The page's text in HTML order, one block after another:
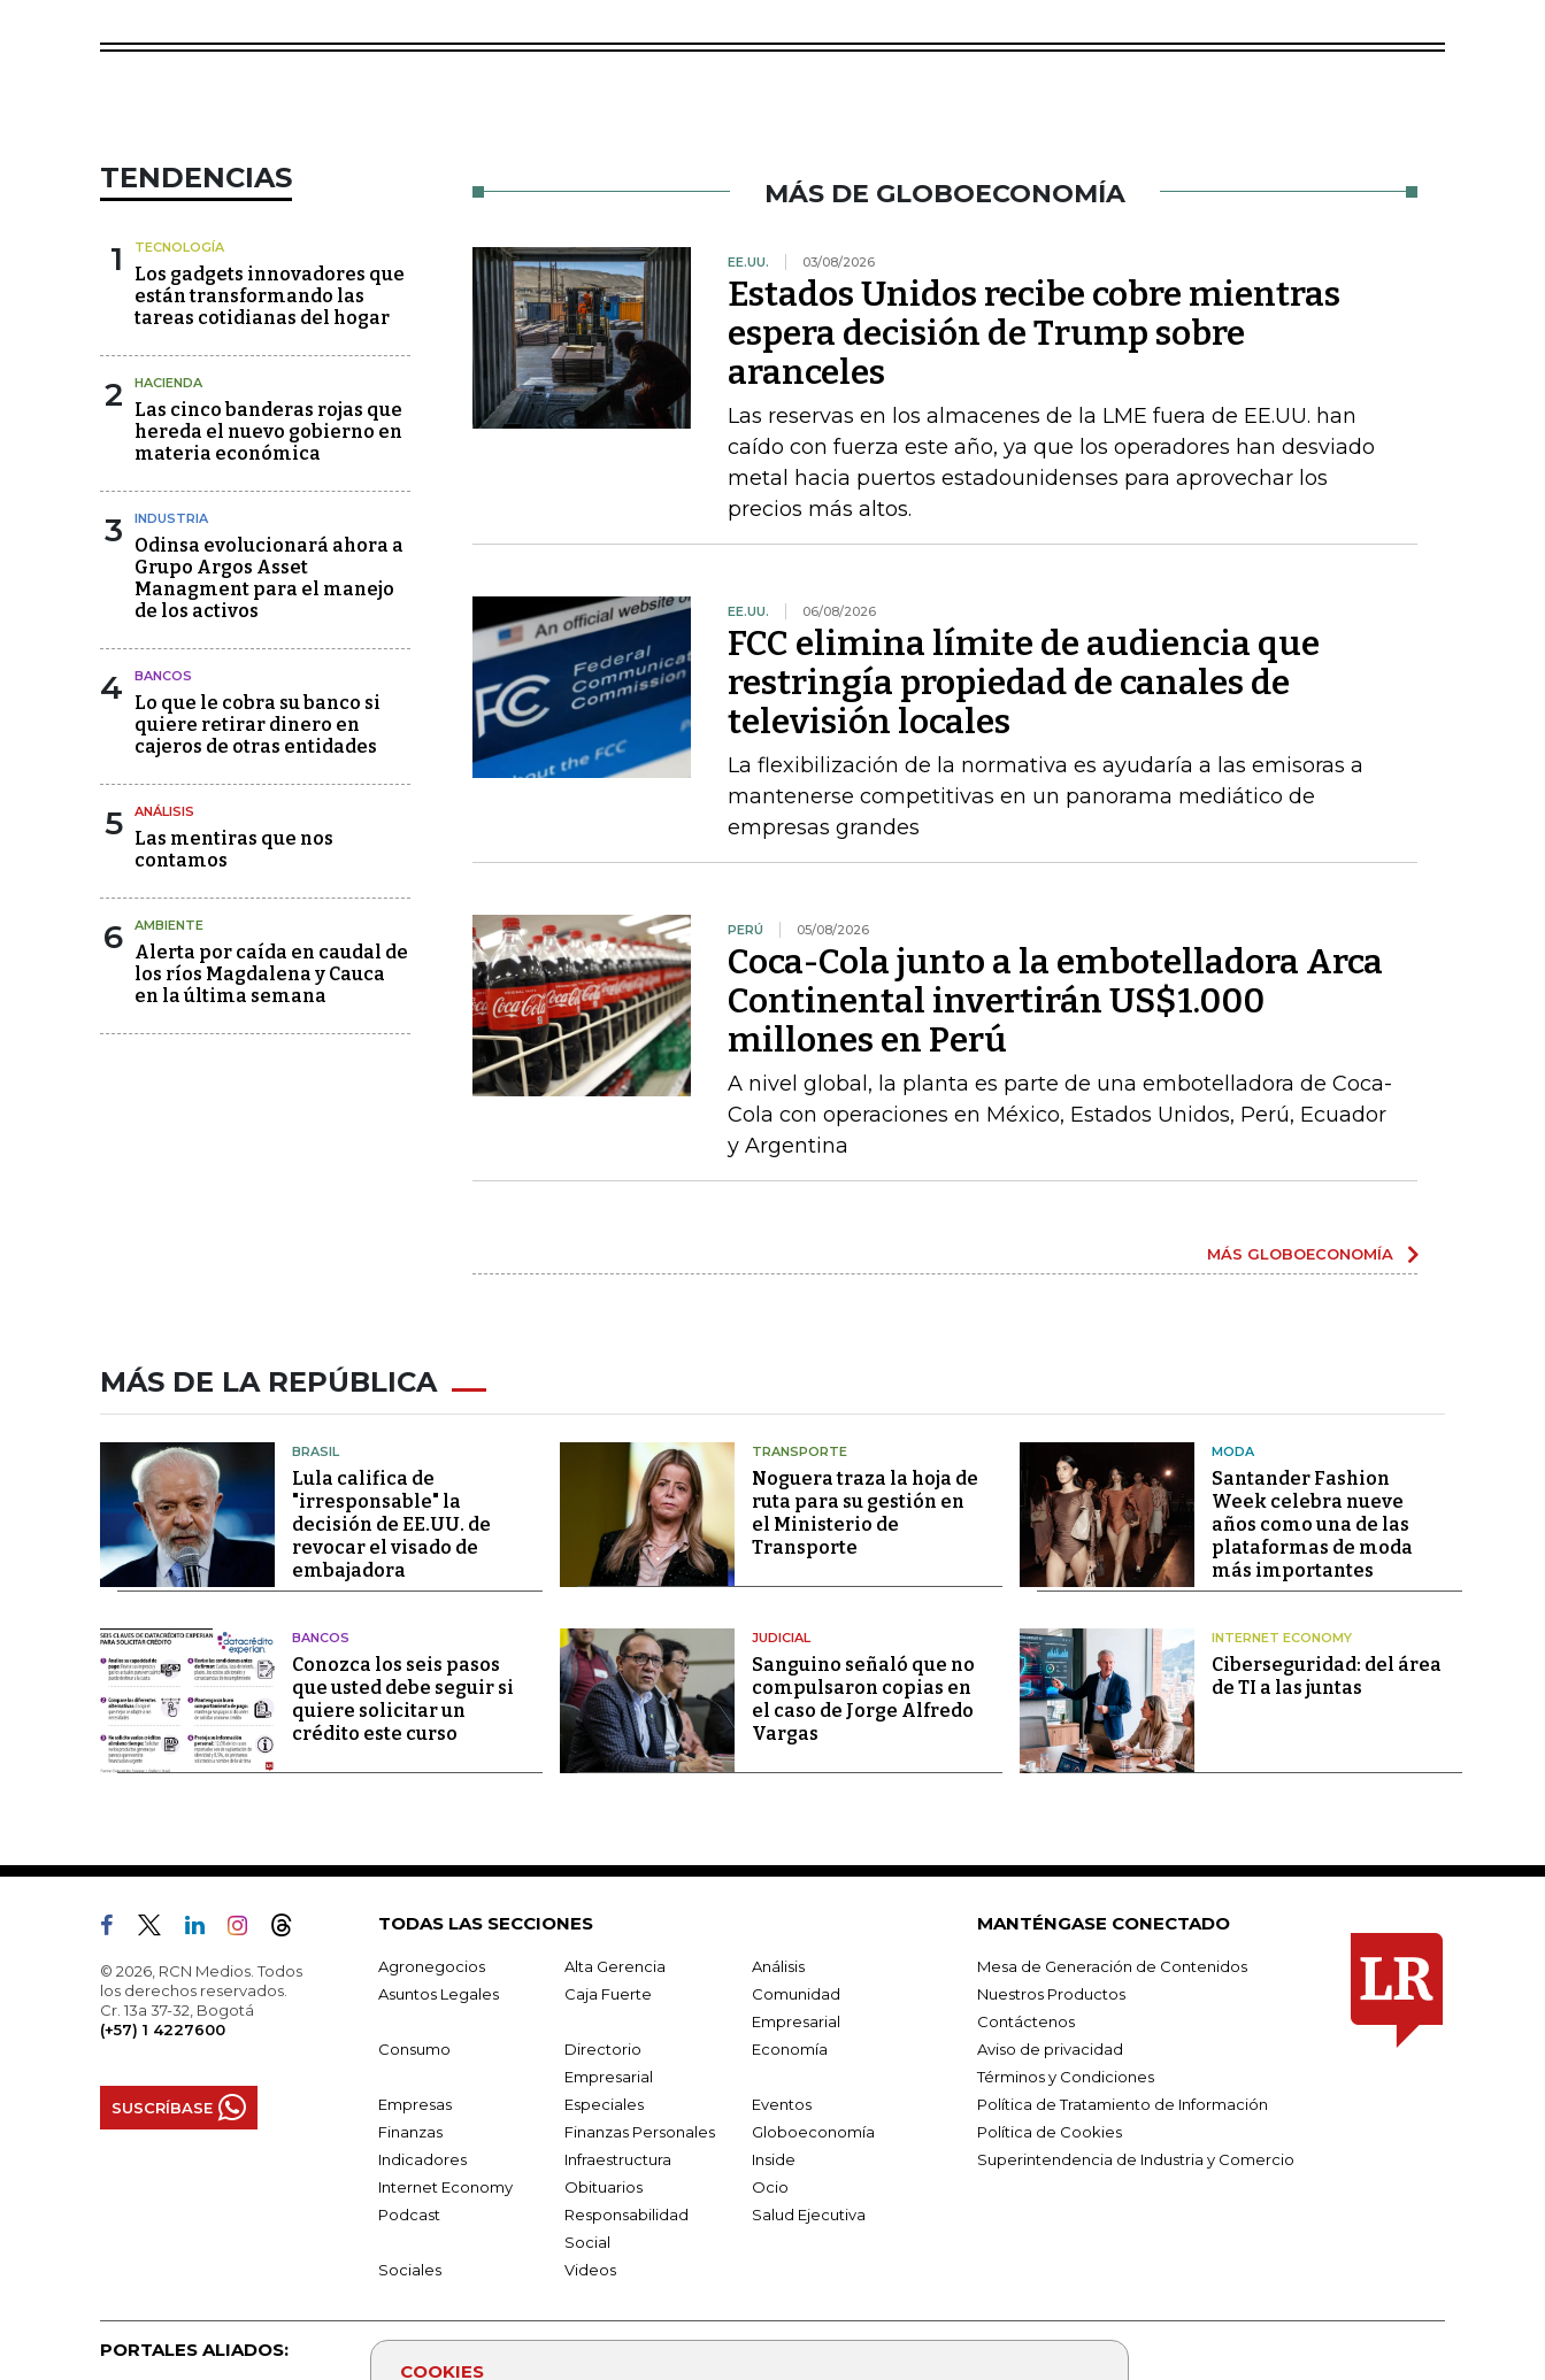
COOKIES
TENDENCIAS
1 TECNOLOGÍA
Los gadgets innovadores que
están transformando las
tareas cotidianas del hogar
2 HACIENDA
Las cinco banderas rojas que
hereda el nuevo gobierno en
materia económica
3 INDUSTRIA
Odinsa evolucionará ahora a
Grupo Argos Asset
Managment para el manejo
de los activos
4 BANCOS
Lo que le cobra su banco si
quiere retirar dinero en
cajeros de otras entidades
5 ANÁLISIS
Las mentiras que nos
contamos
6 AMBIENTE
Alerta por caída en caudal de
los ríos Magdalena y Cauca
en la última semana
MÁS DE GLOBOECONOMÍA
EE.UU. 03/08/2026
Estados Unidos recibe cobre mientras
espera decisión de Trump sobre
aranceles
Las reservas en los almacenes de la LME fuera de EE.UU. han
caído con fuerza este año, ya que los operadores han desviado
metal hacia puertos estadounidenses para aprovechar los
precios más altos.
EE.UU. 06/08/2026
FCC elimina límite de audiencia que
restringía propiedad de canales de
televisión locales
La flexibilización de la normativa es ayudaría a las emisoras a
mantenerse competitivas en un panorama mediático de
empresas grandes
PERÚ 05/08/2026
Coca-Cola junto a la embotelladora Arca
Continental invertirán US$1.000
millones en Perú
A nivel global, la planta es parte de una embotelladora de Coca-
Cola con operaciones en México, Estados Unidos, Perú, Ecuador
y Argentina
MÁS GLOBOECONOMÍA
MÁS DE LA REPÚBLICA
BRASIL
Lula califica de
"irresponsable" la
decisión de EE.UU. de
revocar el visado de
embajadora
TRANSPORTE
Noguera traza la hoja de
ruta para su gestión en
el Ministerio de
Transporte
MODA
Santander Fashion
Week celebra nueve
años como una de las
plataformas de moda
más importantes
BANCOS
Conozca los seis pasos
que usted debe seguir si
quiere solicitar un
crédito este curso
JUDICIAL
Sanguino señaló que no
compulsaron copias en
el caso de Jorge Alfredo
Vargas
INTERNET ECONOMY
Ciberseguridad: del área
de TI a las juntas
© 2026, RCN Medios. Todos
los derechos reservados.
Cr. 13a 37-32, Bogotá
(+57) 1 4227600
SUSCRÍBASE
TODAS LAS SECCIONES
Agronegocios Alta Gerencia
Análisis
Asuntos Legales
Caja Fuerte
Comunidad
Empresarial
Consumo
Directorio
Empresarial
Economía
Empresas Especiales
Eventos
Finanzas
Finanzas Personales
Globoeconomía
Indicadores
Infraestructura
Inside
Internet Economy
Obituarios
Ocio
Podcast
Responsabilidad
Social
Salud Ejecutiva
Sociales Videos
MANTÉNGASE CONECTADO
Mesa de Generación de Contenidos
Nuestros Productos
Contáctenos
Aviso de privacidad
Términos y Condiciones
Política de Tratamiento de Información
Política de Cookies
Superintendencia de Industria y Comercio
PORTALES ALIADOS: